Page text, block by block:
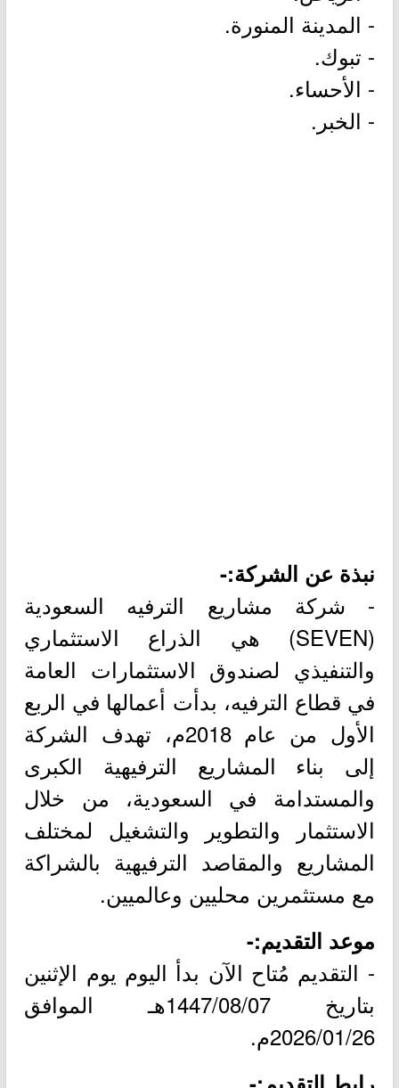
- المدينة المنورة.
- تبوك.
- الأحساء.
- الخبر.
نبذة عن الشركة:-
- شركة مشاريع الترفيه السعودية
(SEVEN) هي الذراع الاستثماري
والتنفيذي لصندوق الاستثمارات العامة
في قطاع الترفيه، بدأت أعمالها في الربع
الأول من عام 2018م، تهدف الشركة
إلى بناء المشاريع الترفيهية الكبرى
والمستدامة في السعودية، من خلال
الاستثمار والتطوير والتشغيل لمختلف
المشاريع والمقاصد الترفيهية بالشراكة
مع مستثمرين محليين وعالميين.
موعد التقديم:-
- التقديم مُتاح الآن بدأ اليوم يوم الإثنين
بتاريخ 1447/08/07هـ الموافق
2026/01/26م.